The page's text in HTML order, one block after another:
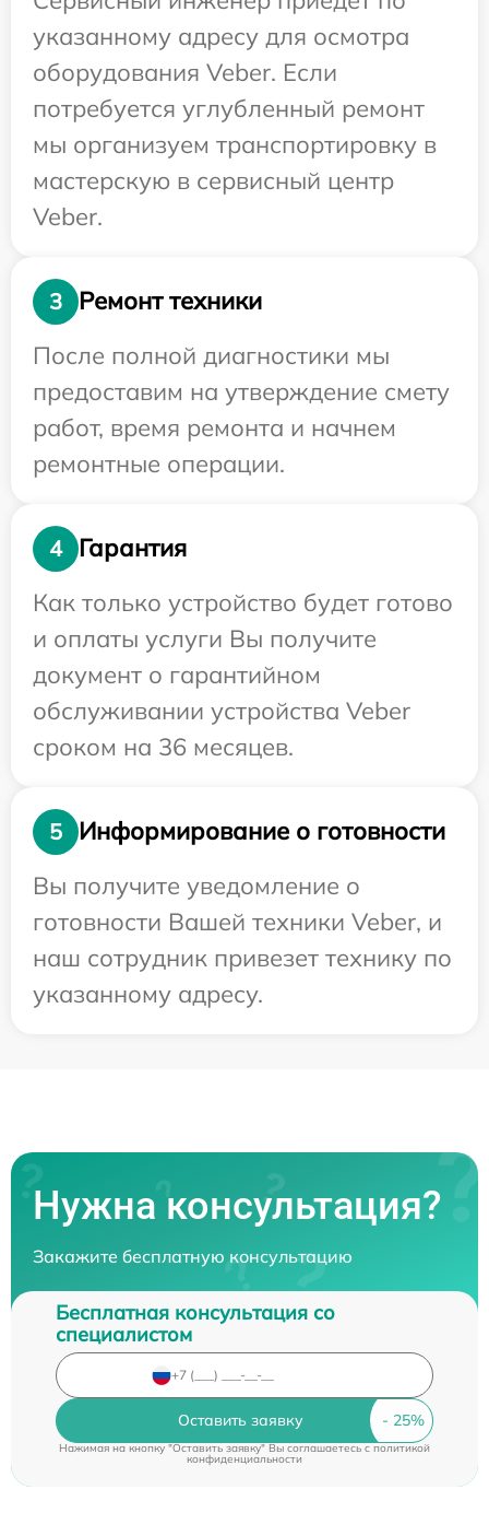
указанному адресу для осмотра
оборудования Veber. Если
потребуется углубленный ремонт
мы организуем транспортировку в
мастерскую в сервисный центр
Veber.
3
Ремонт техники
После полной диагностики мы
предоставим на утверждение смету
работ, время ремонта и начнем
ремонтные операции.
4
Гарантия
Как только устройство будет готово
и оплаты услуги Вы получите
документ о гарантийном
обслуживании устройства Veber
сроком на 36 месяцев.
5
Информирование о готовности
Вы получите уведомление о
готовности Вашей техники Veber, и
наш сотрудник привезет технику по
указанному адресу.
Нужна консультация?
Закажите бесплатную консультацию
Бесплатная консультация со
специалистом
Оставить заявку
Нажимая на кнопку "Оставить заявку" Вы соглашаетесь cполитикой
конфиденциальности